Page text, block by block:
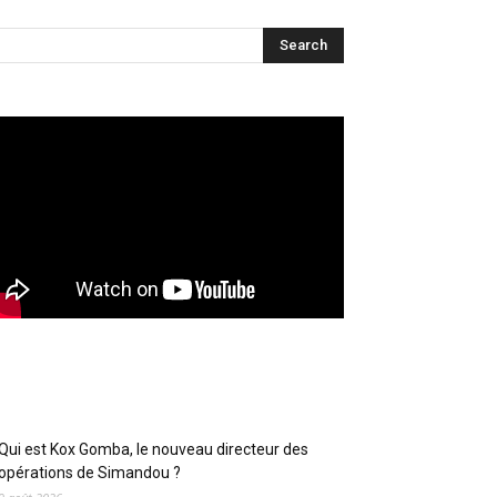
est Kox Gomba, le nouveau directeur des
de Simandou ?